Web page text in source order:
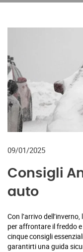
09/01/2025
Consigli
auto
Con l’arrivo
per affrontare il freddo
cinque consigli
garantirti una guida